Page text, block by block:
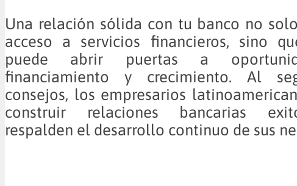
Una relación sólida con tu banco no
acceso a servicios financieros, sino
puede abrir puertas a
financiamiento y crecimiento. Al
consejos, los empresarios
construir relaciones bancarias
respalden el desarrollo continuo de sus